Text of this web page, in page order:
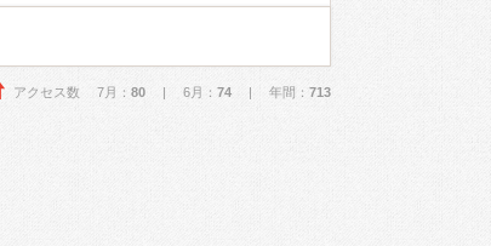
アクセス数 7月： 80 | 6月： 74 | 年間： 713